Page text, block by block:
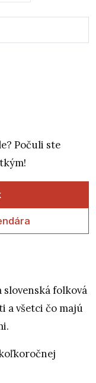
Počuli ste
slovenská folková
a všetci čo majú